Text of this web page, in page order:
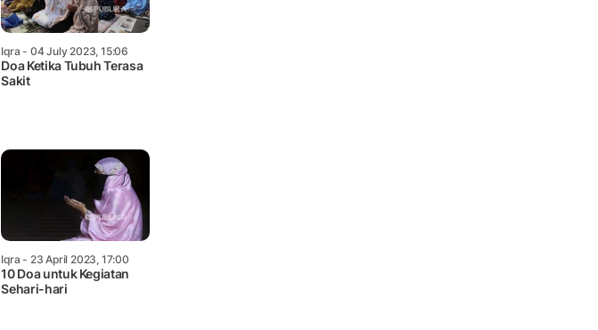
Iqra - 04 July 2023, 15:06
Doa Ketika Tubuh Terasa
Sakit
Iqra - 23 April 2023, 17:00
10 Doa untuk Kegiatan
Sehari-hari